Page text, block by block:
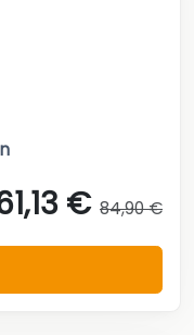
€ 84,90 €